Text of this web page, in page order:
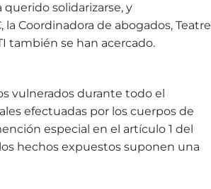
querido solidarizarse, y
Coordinadora de abogados, Teatre
también se han acercado.
vulnerados durante todo el
efectuadas por los cuerpos de
especial en el artículo 1 del
hechos expuestos suponen una